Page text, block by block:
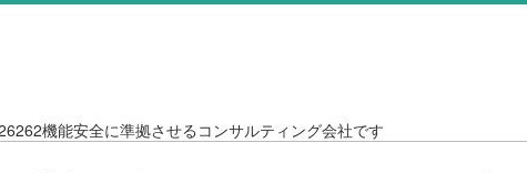
機能安全に準拠させるコンサルティング会社です